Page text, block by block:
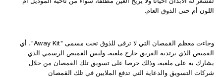
اللون أم حتى الذوق العام.
وجاءت معظم القمصان التي لا ترقى للذوق تحت مسمى "Away Kit"، أي
القميص الذي يرتديه الفريق خارج ملعبه، وليس القميص الرسمي الذي
يشارك به على ملعبه، وذلك حرصا على تسويق تلك القمصان من خلال
شركات التسويق والدعاية التي تدفع الملايين في تلك القمصان